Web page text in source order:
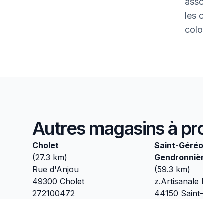
les
Autres magasins à
Cholet
(27.3 km)
Rue d'Anjou
49300 Cholet
272100472
Saint-
(59.3 km)
z.Artisanale
44150